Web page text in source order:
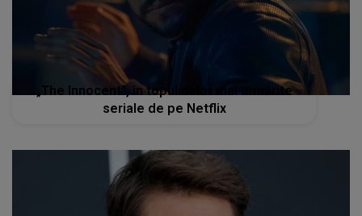
„The Innocent”, în topul celor mai urmărite
seriale de pe Netflix